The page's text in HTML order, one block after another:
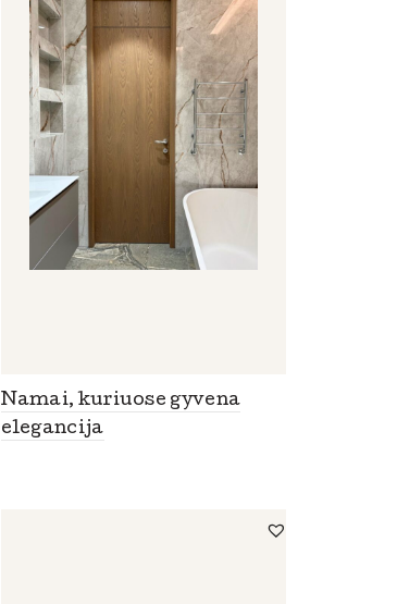
Namai, kuriuose gyvena
elegancija